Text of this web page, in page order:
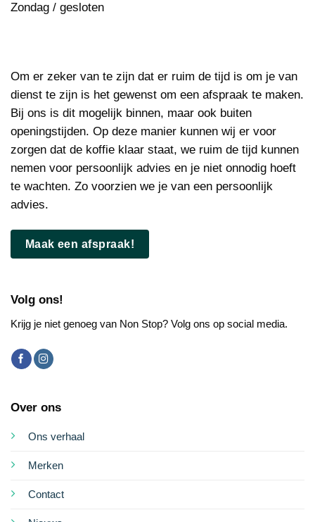
Zondag / gesloten
Om er zeker van te zijn dat er ruim de tijd is om je van
dienst te zijn is het gewenst om een afspraak te maken.
Bij ons is dit mogelijk binnen, maar ook buiten
openingstijden. Op deze manier kunnen wij er voor
zorgen dat de koffie klaar staat, we ruim de tijd kunnen
nemen voor persoonlijk advies en je niet onnodig hoeft
te wachten. Zo voorzien we je van een persoonlijk
advies.
Maak een afspraak!
Volg ons!
Krijg je niet genoeg van Non Stop? Volg ons op social media.
Over ons
Ons verhaal
Merken
Contact